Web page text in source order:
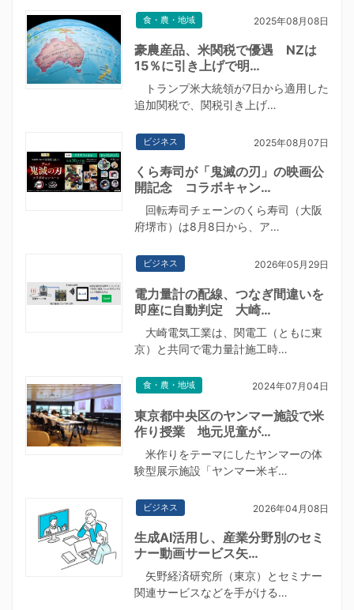
食・農・地域 2025年08月08日
豪農産品、米関税で優遇 NZは
15％に引き上げで明…
トランプ米大統領が7日から適用した
追加関税で、関税引き上げ…
ビジネス 2025年08月07日
くら寿司が「鬼滅の刃」の映画公
開記念 コラボキャン…
回転寿司チェーンのくら寿司（大阪
府堺市）は8月8日から、ア…
ビジネス 2026年05月29日
電力量計の配線、つなぎ間違いを
即座に自動判定 大崎…
大崎電気工業は、関電工（ともに東
京）と共同で電力量計施工時…
食・農・地域 2024年07月04日
東京都中央区のヤンマー施設で米
作り授業 地元児童が…
米作りをテーマにしたヤンマーの体
験型展示施設「ヤンマー米ギ…
ビジネス 2026年04月08日
生成AI活用し、産業分野別のセミ
ナー動画サービス矢…
矢野経済研究所（東京）とセミナー
関連サービスなどを手がける…